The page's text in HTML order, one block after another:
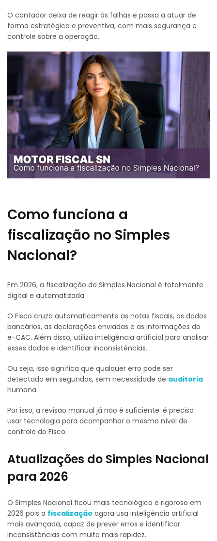
O contador deixa de reagir às falhas e passa a atuar de
forma estratégica e preventiva, com mais segurança e
controle sobre a operação.
Como funciona a
fiscalização no Simples
Nacional?
Em 2026, a fiscalização do Simples Nacional é totalmente
digital e automatizada.
O Fisco cruza automaticamente as notas fiscais, os dados
bancários, as declarações enviadas e as informações do
e-CAC. Além disso, utiliza inteligência artificial para analisar
esses dados e identificar inconsistências.
Ou seja, isso significa que qualquer erro pode ser
detectado em segundos, sem necessidade de auditoria
humana.
Por isso, a revisão manual já não é suficiente: é preciso
usar tecnologia para acompanhar o mesmo nível de
controle do Fisco.
Atualizações do Simples Nacional
para 2026
O Simples Nacional ficou mais tecnológico e rigoroso em
2026 pois a fiscalização agora usa inteligência artificial
mais avançada, capaz de prever erros e identificar
inconsistências com muito mais rapidez.